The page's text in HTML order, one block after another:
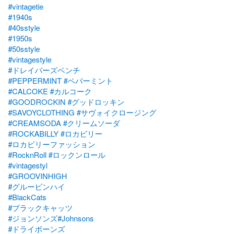
#vintagetie
#1940s
#40sstyle
#1950s
#50sstyle
#vintagestyle
#ドレイパーズベンチ
#PEPPERMINT#ペパーミント
#CALCOKE #カルコーク
#GOODROCKIN #グッドロッキン
#SAVOYCLOTHING #サヴォイクロージング
#CREAMSODA#クリームソーダ
#ROCKABILLY#ロカビリー
#ロカビリーファッション
#RocknRoll#ロックンロール
#vintagestyl
#GROOVINHIGH
#グルービンハイ
#BlackCats
#ブラックキャッツ
#ジョンソンズ#Johnsons
#ドライボーンズ